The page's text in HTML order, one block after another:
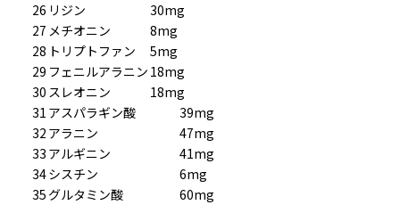
26 リジン
30mg
27 メチオニン
8mg
28 トリプトファン
5mg
29 フェニルアラニン 18mg
30 スレオニン
18mg
31 アスパラギン酸
39mg
32 アラニン
47mg
33 アルギニン
41mg
34シスチン
6mg
35 グルタミン酸
60mg